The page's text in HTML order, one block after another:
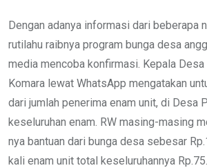
Dengan adanya informasi dari beberapa
rutilahu raibnya program bunga desa
media mencoba konfirmasi. Kepala
Komara lewat WhatsApp mengatakan
dari jumlah penerima enam unit, di Desa
keseluruhan enam. RW masing-masing
nya bantuan dari bunga desa sebesar
kali enam unit total keseluruhannya